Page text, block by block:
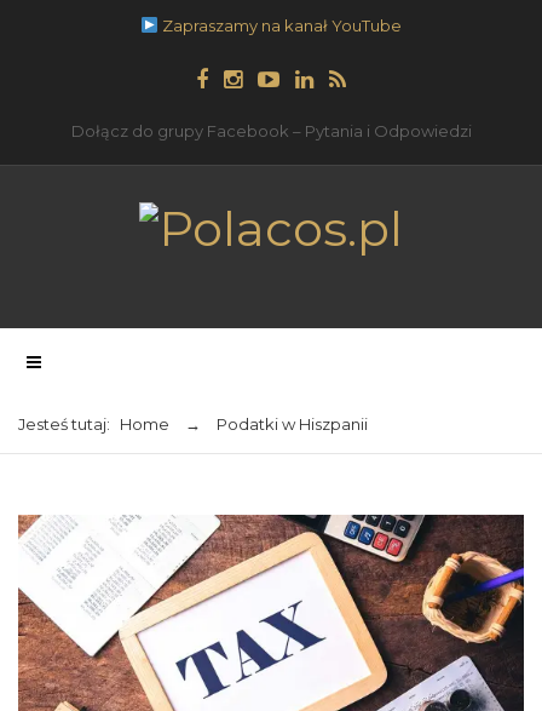
Zapraszamy na kanał YouTube
Dołącz do grupy Facebook – Pytania i Odpowiedzi
Jesteś tutaj: Home → Podatki w Hiszpanii